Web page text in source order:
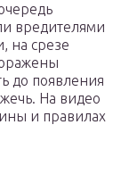
вредителями
на срезе
до появления
На видео
и правилах